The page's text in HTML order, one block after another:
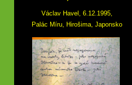
Václav Havel, 6.12.1995,
Palác Míru, Hirošima, Japonsko